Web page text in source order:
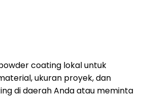
coating lokal untuk
ukuran proyek, dan
di daerah Anda atau meminta